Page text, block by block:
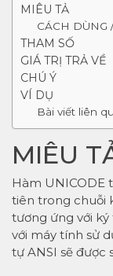
MIÊU TẢ
CÁCH DÙNG
THAM SỐ
GIÁ TRỊ TRẢ VỀ
CHÚ Ý
VÍ DỤ
Bài viết liên
MIÊU
Hàm UNICODE
tiên trong chuỗi
tương ứng với
với máy tính sử
tự ANSI sẽ được